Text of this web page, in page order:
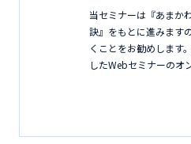
当セミナーは『あまか
訣』をもとに進みます
くことをお勧めします
したWebセミナーのオ